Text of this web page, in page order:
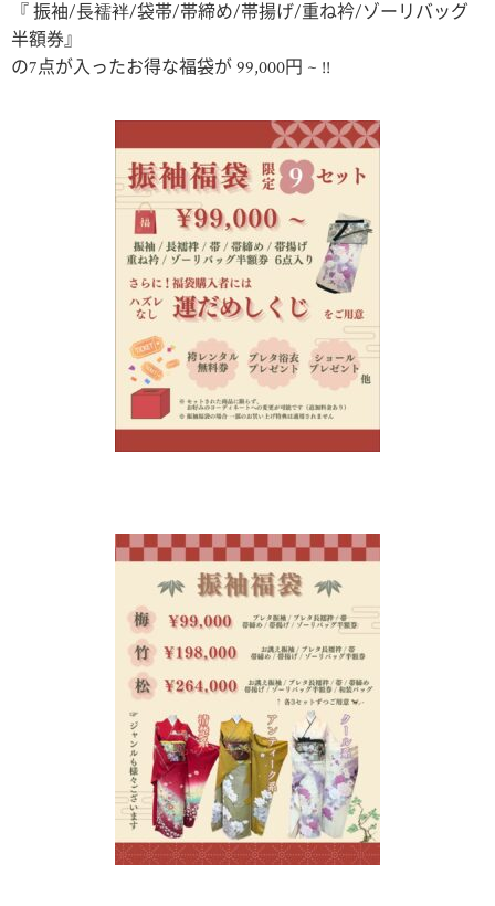
『 振袖/長襦袢/袋帯/帯締め/帯揚げ/重ね衿/ゾーリバッグ
半額券』
の7点が入ったお得な福袋が 99,000円 ~ !!